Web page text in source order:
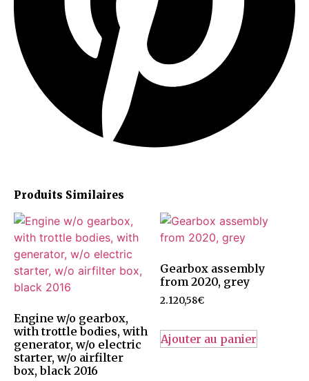
Produits Similaires
Engine w/o gearbox,
with trottle bodies, with
generator, w/o electric
starter, w/o airfilter
box, black 2016
Gearbox assembly
from 2020, grey
2.120,58€
Ajouter au panier